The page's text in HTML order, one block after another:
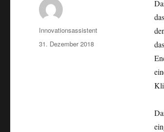
Autor
Innovationsassistent
Veröffentlicht
31. Dezember 2018